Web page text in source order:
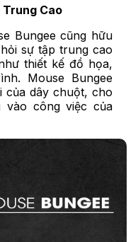
Trung Cao
Bungee cũng hữu
sự tập trung cao
thiết kế đồ họa,
Mouse Bungee
của dây chuột, cho
vào công việc của